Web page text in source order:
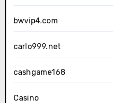
bwvip4.com
carlo999.net
cashgame168
Casino